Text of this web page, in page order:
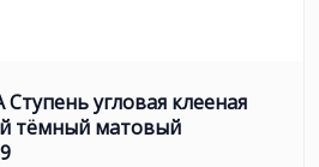
Ступень угловая клееная
тёмный матовый